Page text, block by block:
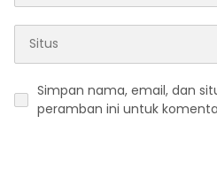
Simpan nama, email, dan
peramban ini untuk